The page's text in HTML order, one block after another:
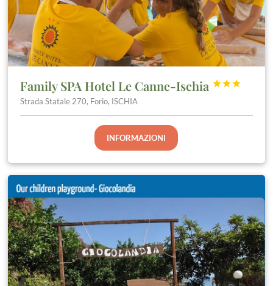
Family SPA Hotel Le Canne-Ischia 


Strada Statale 270, Forio, ISCHIA
INFORMAZIONI